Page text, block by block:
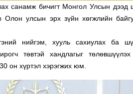
санамж бичигт Монгол Улсын дээд
улсын эрх зүйн хөгжлийн
нийгэм, хууль сахиулах ба
төвтэй хандлагыг
он хүртэл хэрэгжих юм.